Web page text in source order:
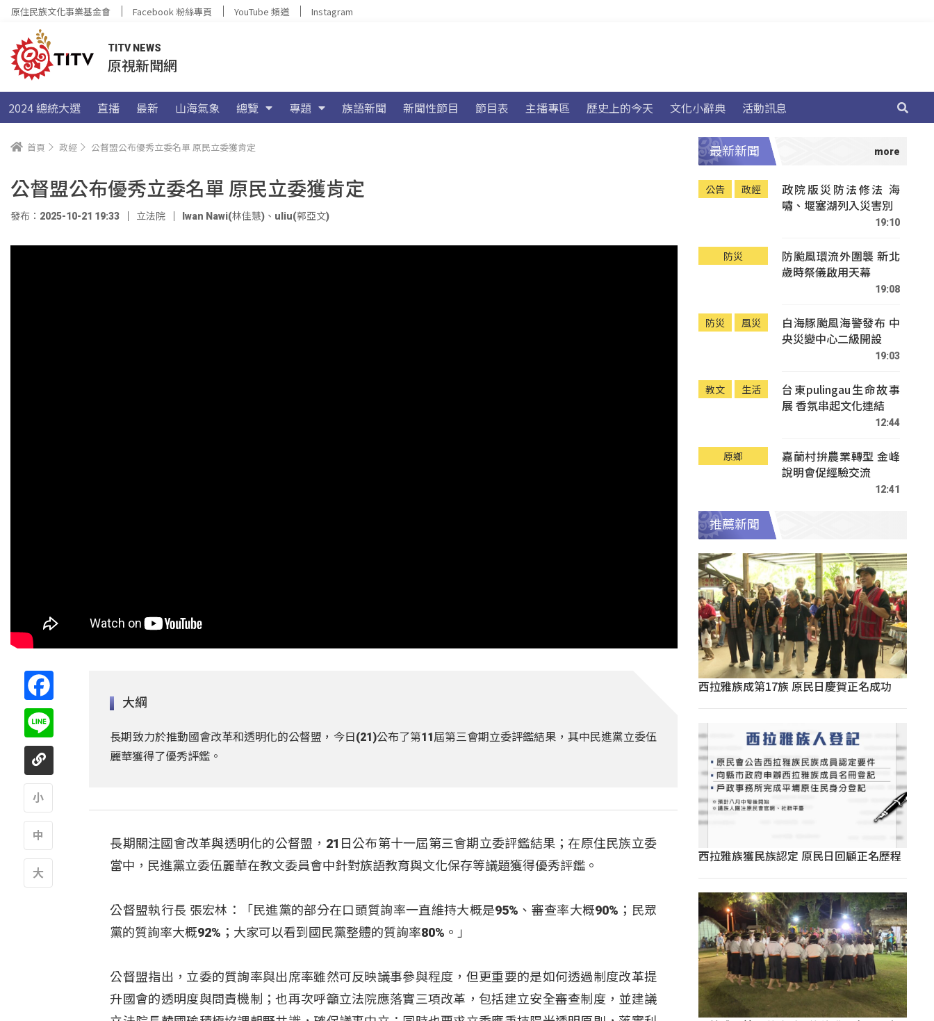
原住民族文化事業基金會 Facebook 粉絲專頁 YouTube 頻道 Instagram
TITV NEWS
原視新聞網
2024 總統大選 直播 最新 山海氣象 總覽 專題 族語新聞 新聞性節目 節目表 主播專區 歷史上的今天 文化小辭典 活動訊息
首頁 政經 公督盟公布優秀立委名單 原民立委獲肯定
公督盟公布優秀立委名單 原民立委獲肯定
發布：2025-10-21 19:33 立法院 Iwan Nawi(林佳慧) 、 uliu(郭亞文)
大綱
長期致力於推動國會改革和透明化的公督盟，今日(21)公布了第11屆第三會期立委評鑑結果，其中民進黨立委伍
麗華獲得了優秀評鑑。
長期關注國會改革與透明化的公督盟，21日公布第十一屆第三會期立委評鑑結果；在原住民族立委
當中，民進黨立委伍麗華在教文委員會中針對族語教育與文化保存等議題獲得優秀評鑑。
公督盟執行長 張宏林：「民進黨的部分在口頭質詢率一直維持大概是95%、審查率大概90%；民眾
黨的質詢率大概92%；大家可以看到國民黨整體的質詢率80%。」
公督盟指出，立委的質詢率與出席率雖然可反映議事參與程度，但更重要的是如何透過制度改革提
升國會的透明度與問責機制；也再次呼籲立法院應落實三項改革，包括建立安全審查制度，並建議
最新新聞
公告 政經
政院版災防法修法 海
嘯、堰塞湖列入災害別
19:10
防災
防颱風環流外圍襲 新北
歲時祭儀啟用天幕
19:08
防災 風災
白海豚颱風海警發布 中
央災變中心二級開設
19:03
教文 生活
台東pulingau生命故事
展 香氛串起文化連結
12:44
原鄉
嘉蘭村拚農業轉型 金峰
說明會促經驗交流
12:41
推薦新聞
西拉雅族成第17族 原民日慶賀正名成功
西拉雅族獲民族認定 原民日回顧正名歷程